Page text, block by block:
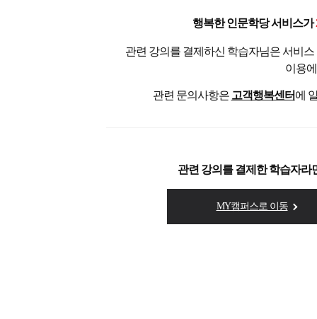
행복한 인문학당 서비스가
관련 강의를 결제하신 학습자님은 서비
이용
관련 문의사항은 고객행복센터에
관련 강의를 결제한 학습자라
MY캠퍼스로 이동